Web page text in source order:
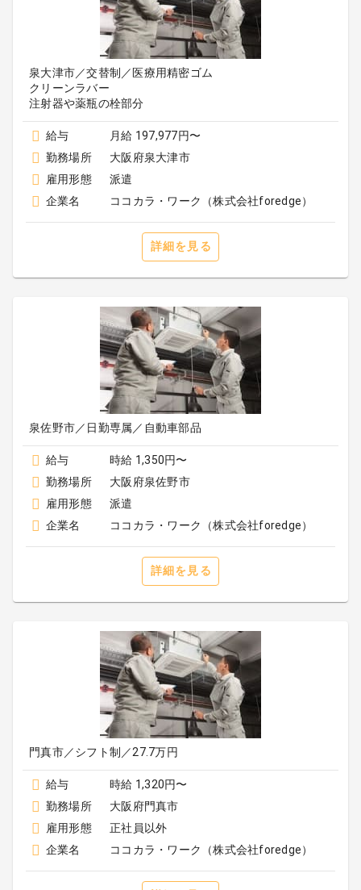
泉大津市／交替制／医療用精密ゴム
クリーンラバー
注射器や薬瓶の栓部分
給与
月給 197,977円〜
勤務場所
大阪府泉大津市
雇用形態
派遣
企業名
ココカラ・ワーク（株式会社foredge）
詳細を見る
泉佐野市／日勤専属／自動車部品
給与
時給 1,350円〜
勤務場所
大阪府泉佐野市
雇用形態
派遣
企業名
ココカラ・ワーク（株式会社foredge）
詳細を見る
門真市／シフト制／27.7万円
給与
時給 1,320円〜
勤務場所
大阪府門真市
雇用形態
正社員以外
企業名
ココカラ・ワーク（株式会社foredge）